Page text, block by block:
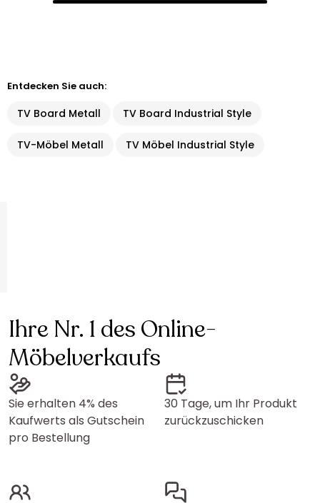
Entdecken Sie auch:
TV Board Metall TV Board Industrial Style
TV-Möbel Metall TV Möbel Industrial Style
Ihre Nr. 1 des Online-
Möbelverkaufs
Sie erhalten 4% des
Kaufwerts als Gutschein
pro Bestellung
30 Tage, um Ihr Produkt
zurückzuschicken